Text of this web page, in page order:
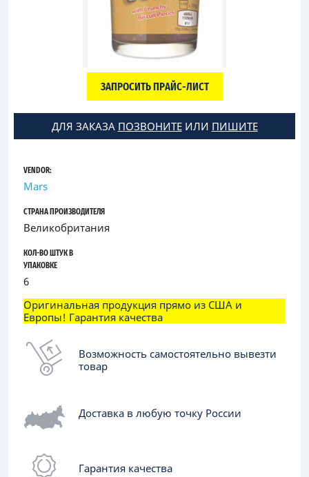
ЗАПРОСИТЬ ПРАЙС-ЛИСТ
ДЛЯ ЗАКАЗА ПОЗВОНИТЕИЛИ ПИШИТЕ
VENDOR:
Mars
СТРАНА ПРОИЗВОДИТЕЛЯ
Великобритания
КОЛ-ВО ШТУК В
УПАКОВКЕ
6
Оригинальная продукция прямо из США и
Европы! Гарантия качества
Возможность самостоятельно вывезти
товар
Доставка в любую точку России
Гарантия качества